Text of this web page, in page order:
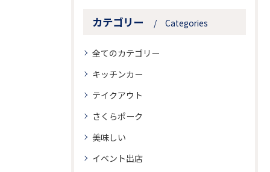
カテゴリー Categories
全てのカテゴリー
キッチンカー
テイクアウト
さくらポーク
美味しい
イベント出店